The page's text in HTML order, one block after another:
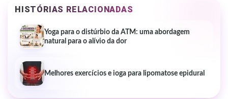
HISTÓRIAS RELACIONADAS
Yoga para o distúrbio da ATM: uma abordagem
natural para o alívio da dor
Melhores exercícios e ioga para lipomatose epidural